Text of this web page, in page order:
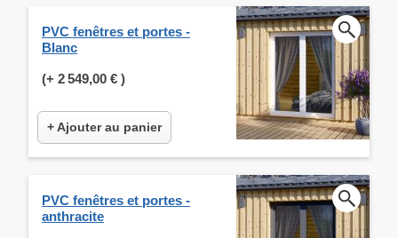
PVC fenêtres et portes -
Blanc
(+ 2 549,00 € )
+ Ajouter au panier
PVC fenêtres et portes -
anthracite